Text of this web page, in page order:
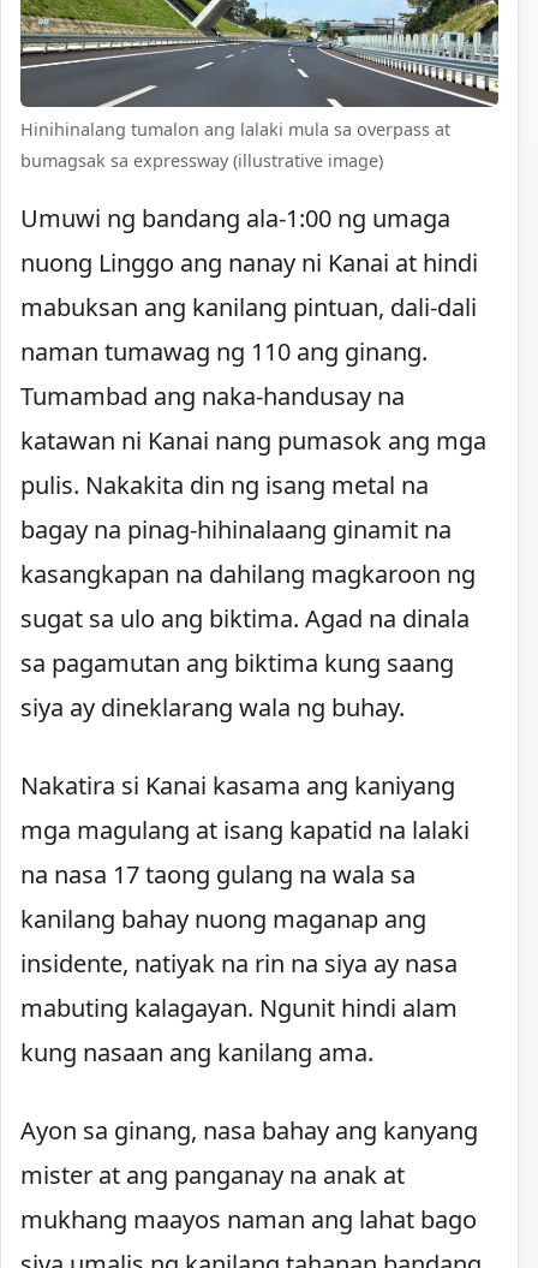
Hinihinalang tumalon ang lalaki mula sa overpass at
bumagsak sa expressway (illustrative image)
Umuwi ng bandang ala-1:00 ng umaga
nuong Linggo ang nanay ni Kanai at hindi
mabuksan ang kanilang pintuan, dali-dali
naman tumawag ng 110 ang ginang.
Tumambad ang naka-handusay na
katawan ni Kanai nang pumasok ang mga
pulis. Nakakita din ng isang metal na
bagay na pinag-hihinalaang ginamit na
kasangkapan na dahilang magkaroon ng
sugat sa ulo ang biktima. Agad na dinala
sa pagamutan ang biktima kung saang
siya ay dineklarang wala ng buhay.
Nakatira si Kanai kasama ang kaniyang
mga magulang at isang kapatid na lalaki
na nasa 17 taong gulang na wala sa
kanilang bahay nuong maganap ang
insidente, natiyak na rin na siya ay nasa
mabuting kalagayan. Ngunit hindi alam
kung nasaan ang kanilang ama.
Ayon sa ginang, nasa bahay ang kanyang
mister at ang panganay na anak at
mukhang maayos naman ang lahat bago